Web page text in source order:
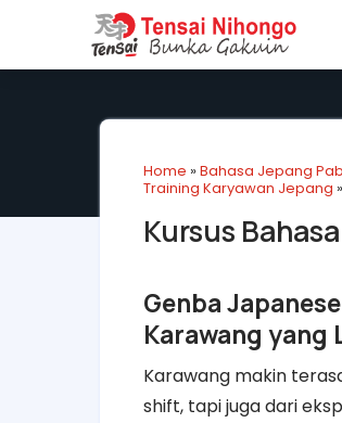
Home »Bahasa Jepang
Training Karyawan Jepang »
Kursus
Genba
Karawang yang
Karawang makin
shift, tapi juga dari